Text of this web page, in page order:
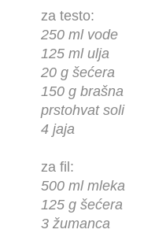
za testo:
250 ml vode
125 ml ulja
20 g šećera
150 g brašna
prstohvat soli
4 jaja
za fil:
500 ml mleka
125 g šećera
3 žumanca